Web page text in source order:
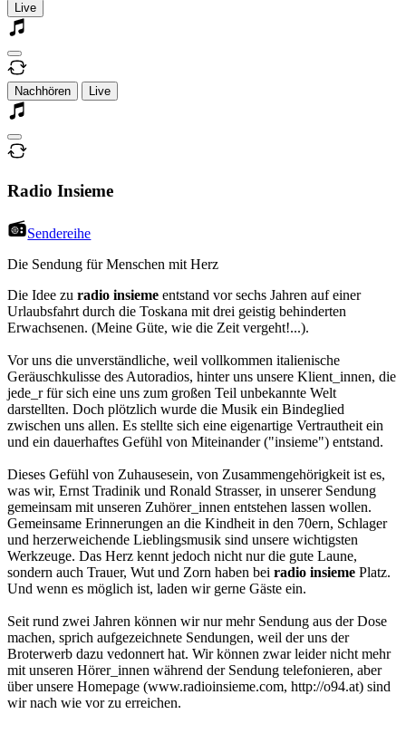
Live
Nachhören Live
Radio Insieme
Sendereihe
Die Sendung für Menschen mit Herz
Die Idee zu radio insieme entstand vor sechs Jahren auf einer
Urlaubsfahrt durch die Toskana mit drei geistig behinderten
Erwachsenen. (Meine Güte, wie die Zeit vergeht!...).
Vor uns die unverständliche, weil vollkommen italienische
Geräuschkulisse des Autoradios, hinter uns unsere Klient_innen, die
jede_r für sich eine uns zum großen Teil unbekannte Welt
darstellten. Doch plötzlich wurde die Musik ein Bindeglied
zwischen uns allen. Es stellte sich eine eigenartige Vertrautheit ein
und ein dauerhaftes Gefühl von Miteinander ("insieme") entstand.
Dieses Gefühl von Zuhausesein, von Zusammengehörigkeit ist es,
was wir, Ernst Tradinik und Ronald Strasser, in unserer Sendung
gemeinsam mit unseren Zuhörer_innen entstehen lassen wollen.
Gemeinsame Erinnerungen an die Kindheit in den 70ern, Schlager
und herzerweichende Lieblingsmusik sind unsere wichtigsten
Werkzeuge. Das Herz kennt jedoch nicht nur die gute Laune,
sondern auch Trauer, Wut und Zorn haben bei radio insieme Platz.
Und wenn es möglich ist, laden wir gerne Gäste ein.
Seit rund zwei Jahren können wir nur mehr Sendung aus der Dose
machen, sprich aufgezeichnete Sendungen, weil der uns der
Broterwerb dazu vedonnert hat. Wir können zwar leider nicht mehr
mit unseren Hörer_innen während der Sendung telefonieren, aber
über unsere Homepage (www.radioinsieme.com, http://o94.at) sind
wir nach wie vor zu erreichen.